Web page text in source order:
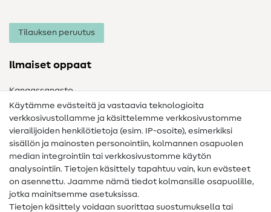
Tilauksen peruutus
Ilmaiset oppaat
Kangassanasto
Ompelusanasto
Ompeluohjeet
Apua ja yhteystiedot
Yhteystiedot
Tietoa omistajanvaihdoksesta
Käytämme evästeitä ja vastaavia teknologioita
verkkosivustollamme ja käsittelemme verkkosivustomme
vierailijoiden henkilötietoja (esim. IP-osoite), esimerkiksi
sisällön ja mainosten personointiin, kolmannen osapuolen
median integrointiin tai verkkosivustomme käytön
analysointiin. Tietojen käsittely tapahtuu vain, kun evästeet
on asennettu. Jaamme nämä tiedot kolmansille osapuolille,
jotka mainitsemme asetuksissa.
Tietojen käsittely voidaan suorittaa suostumuksella tai